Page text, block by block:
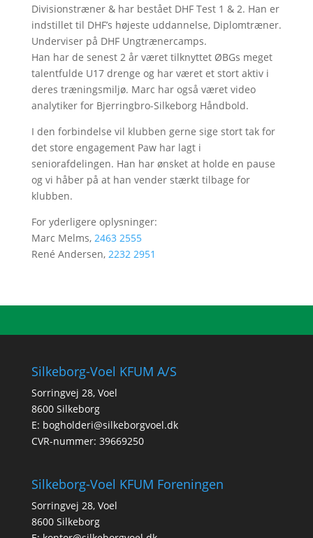
Divisionstræner & har bestået DHF Test 1 & 2. Han er
indstillet til DHF’s højeste uddannelse, Diplomtræner.
Underviser på DHF Ungtrænercamps.
Han har de senest 2 år været tilknyttet ØBGs meget
talentfulde U17 drenge og har været et stort aktiv i
deres træningsmiljø. Marc har også været video
analytiker for Bjerringbro-Silkeborg Håndbold.
I den forbindelse vil klubben gerne sige stort tak for
det store engagement Paw har lagt i
seniorafdelingen. Han har ønsket at holde en pause
og vi håber på at han vender stærkt tilbage for
klubben.
For yderligere oplysninger:
Marc Melms, 2463 2555
René Andersen, 2232 2951
Silkeborg-Voel KFUM A/S
Sorringvej 28, Voel
8600 Silkeborg
E: bogholderi@silkeborgvoel.dk
CVR-nummer: 39669250
Silkeborg-Voel KFUM Foreningen
Sorringvej 28, Voel
8600 Silkeborg